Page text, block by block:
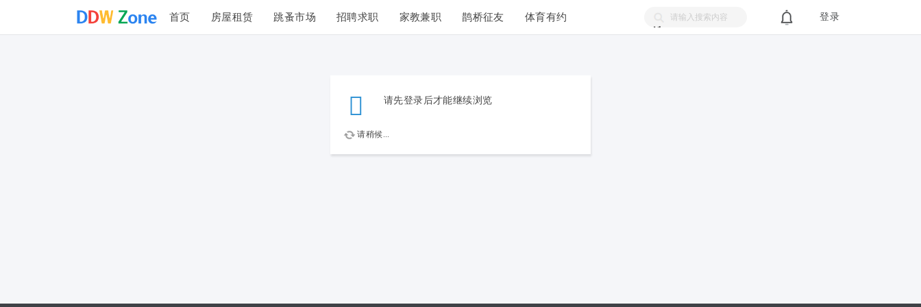
登录
首页 房屋租赁 跳蚤市场 招聘求职 家教兼职 鹊桥征友 体育有约
搜
请先登录后才能继续浏览
请稍候...